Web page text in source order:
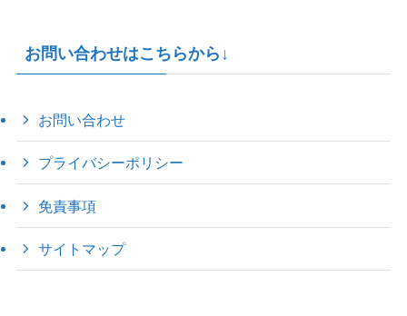
お問い合わせはこちらから↓
お問い合わせ
プライバシーポリシー
免責事項
サイトマップ